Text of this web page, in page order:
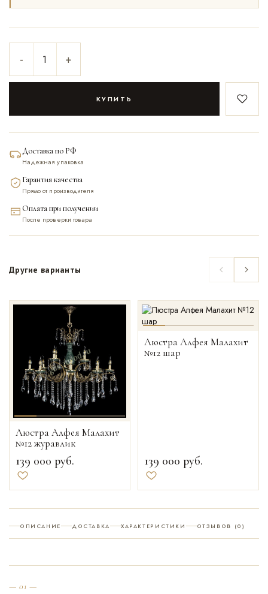
- +
КУПИТЬ В
Доставка по РФ
Надежная упаковка
Гарантия качества
Прямо от производителя
Оплата при получении
После проверки товара
Другие варианты
Люстра Алфея Малахит
№12 журавлик
139 000 руб.
Добавить в избранное
Люстра Алфея Малахит
№12 шар
139 000 руб.
Добавить в избранное
ОПИСАНИЕ ДОСТАВКА ХАРАКТЕРИСТИКИ ОТЗЫВОВ (0)
— 01 —